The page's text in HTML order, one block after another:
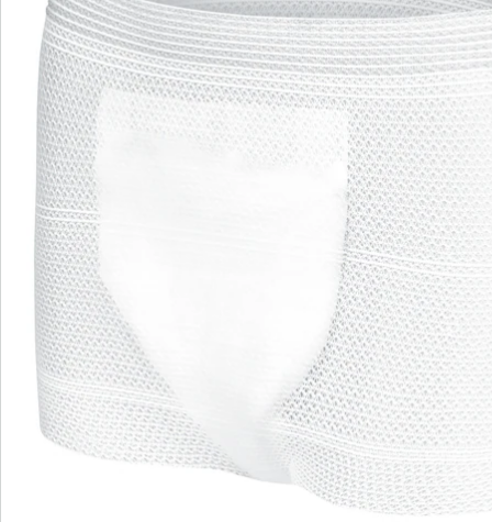
Details
Opmerkingen & producent
Beoordelingen
Direct uit de catalogus bestellen